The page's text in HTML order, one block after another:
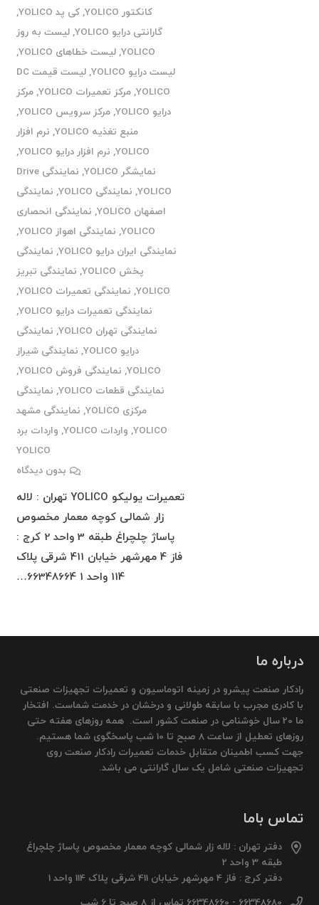
کانکتور YOLICO
,کی پد YOLICO
,
گارانتی درایو YOLICO
,لیست به روز
YOLICO
,لیست خطاهای YOLICO
,
لیست درایو YOLICO
,
لیست قیمت DC
YOLICO
,مرکز تعمیرات YOLICO ,مرکز
درایو YOLICO
,مرکز سرویس YOLICO
,
منبع تغذیه YOLICO
, نرم افزار
YOLICO
, نرم افزار درایو YOLICO
,
نمایشگر YOLICO
,
نمایندگی Drive
YOLICO
, نمایندگی YOLICO , نمایندگی
اصفهان YOLICO
, نمایندگی انحصاری
YOLICO
, نمایندگی اهواز YOLICO
,
نمایندگی ایران درایو YOLICO
, نمایندگی
پخش YOLICO
, نمایندگی تبریز
YOLICO
, نمایندگی تعمیرات YOLICO
,
نمایندگی تعمیرات درایو YOLICO
,
نمایندگی تهران YOLICO
, نمایندگی
درایو YOLICO
, نمایندگی شیراز
YOLICO
, نمایندگی فروش YOLICO
,
نمایندگی قطعات YOLICO
, نمایندگی
مرکزی YOLICO
, نمایندگی مشهد
YOLICO
, واردات YOLICO , واردات برد
YOLICO
بدون دیدگاه
تعمیرات یولیکو YOLICO تهران : لاله
زار شمالی کوچه معمار مخصوص
پاساژ چلچراغ طبقه 3 واحد 2 کرج :
فاز 4 مهرشهر خیابان 411 شرقی پلاک
114 واحد 1 66348664…
درباره ما
رادکار صنعت پیشرو در زمینه اتوماسیون و تعمیرات تجهیزات صنعتی
با کادری مجرب با سابقه طولانی و درخشان در خدمت شماست. افتخار
ما 20 سال خوشنامی در صنعت کشور است. همه روزهای هفته حتی
روزهای تعطیل از ساعت 8 صبح تا 10 شب پاسخگوی شما هستیم.
جهت کسب اطمینان متقابل خدمات تعمیرات رادکار صنعت روی
تجهیزات صنعتی شامل یک سال گارانتی می باشد.
تماس باما
دفتر تهران : لاله زار شمالی کوچه معمار مخصوص پاساژ چلچراغ
طبقه 3 واحد 2
دفتر کرج : فاز 4 مهرشهر خیابان 411 شرقی پلاک 114 واحد 1